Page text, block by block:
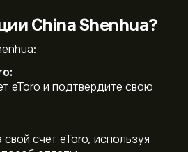
China Shenhua?
eToro и подтвердите свою
счет eToro, используя